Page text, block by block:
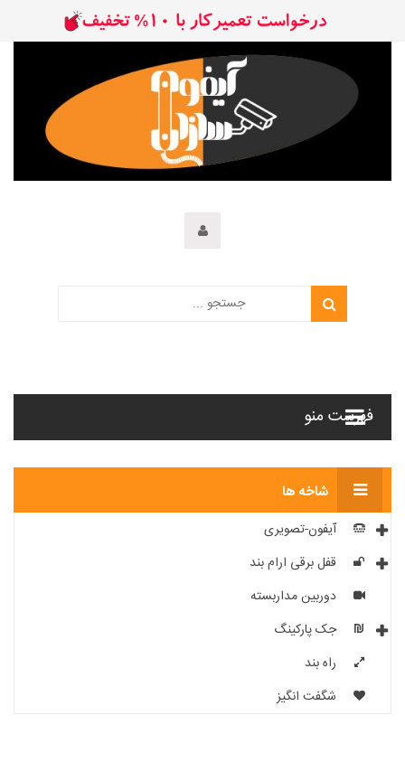
فهرست منو
شاخه ها
آیفون-تصویری
قفل برقی ارام بند
دوربین مداربسته
جک پارکینگ
راه بند
شگفت انگیز